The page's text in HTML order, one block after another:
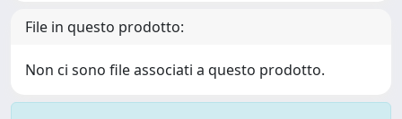
File in questo prodotto:
Non ci sono file associati a questo prodotto.